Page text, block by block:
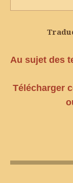
Au sujet des
Télécharger